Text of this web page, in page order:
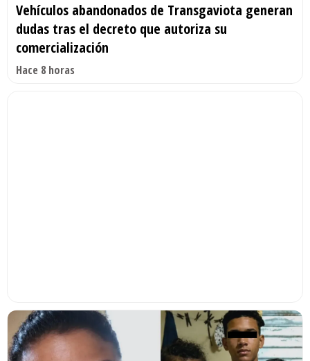
Vehículos abandonados de Transgaviota generan
dudas tras el decreto que autoriza su
comercialización
Hace 8 horas